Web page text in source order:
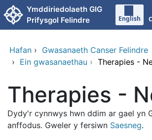
Neidio i'r prif gynnwy
Ymddiriedolaeth GIG
Prifysgol Felindre
English
Hafan › Gwasanaeth Canser Felindre
› Ein gwasanaethau › Therapies -
Therapies -
Dydy'r cynnwys hwn ddim ar gael yn
anffodus. Gweler y fersiwn Saesneg.